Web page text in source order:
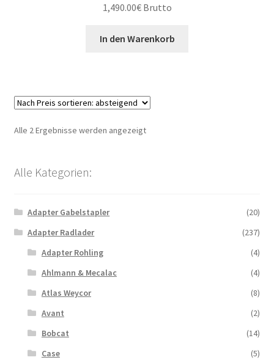
1,490.00€Brutto
In den Warenkorb
Alle 2 Ergebnisse werden angezeigtNach
Alle Kategorien:
Adapter Gabelstapler
(20)
Adapter Radlader
(237)
Adapter Rohling
(4)
Ahlmann & Mecalac
(4)
Atlas Weycor
(8)
Avant
(2)
Bobcat
(14)
Case
(5)